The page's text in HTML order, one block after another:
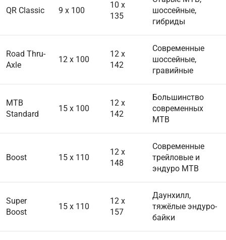
QR Classic 9 x 100
10 x
135
шоссейные,
гибриды
Road Thru-
Axle
12 x 100
12 x
142
Современные
шоссейные,
гравийные
MTB
Standard
15 x 100
12 x
142
Большинство
современных
MTB
Boost 15 x 110
12 x
148
Современные
трейловые и
эндуро MTB
Super
Boost
15 x 110
12 x
157
Даунхилл,
тяжёлые эндуро-
байки